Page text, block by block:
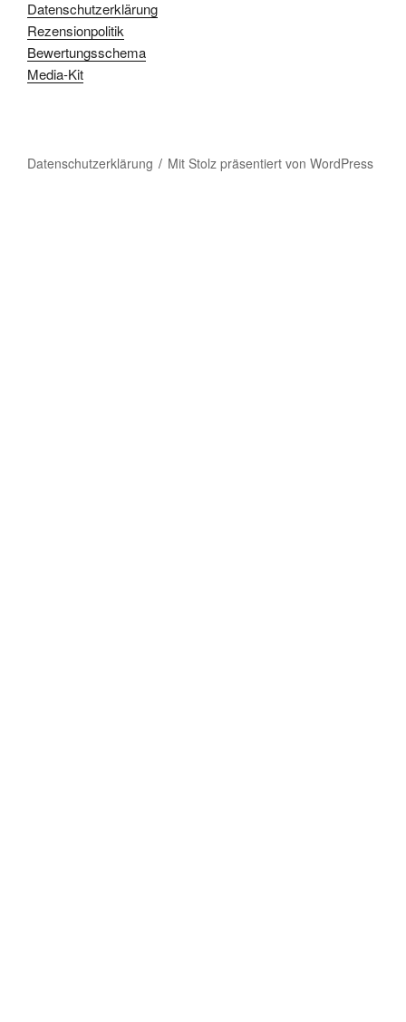
Datenschutzerklärung
Rezensionpolitik
Bewertungsschema
Media-Kit
Datenschutzerklärung Mit Stolz präsentiert von WordPress